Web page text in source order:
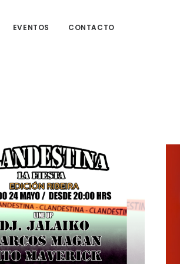
EVENTOS CONTACTO